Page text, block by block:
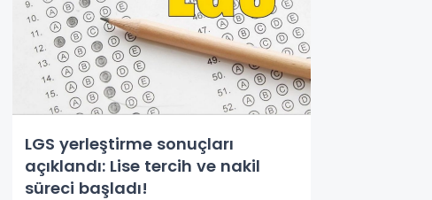
LGS yerleştirme sonuçları
açıklandı: Lise tercih ve nakil
süreci başladı!